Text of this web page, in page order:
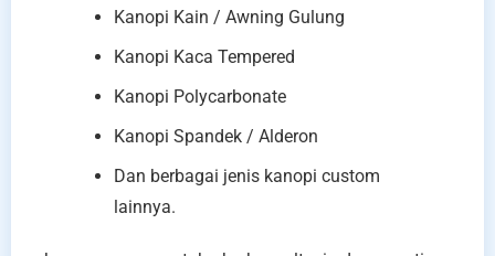
Kanopi Kain / Awning Gulung
Kanopi Kaca Tempered
Kanopi Polycarbonate
Kanopi Spandek / Alderon
Dan berbagai jenis kanopi custom
lainnya.